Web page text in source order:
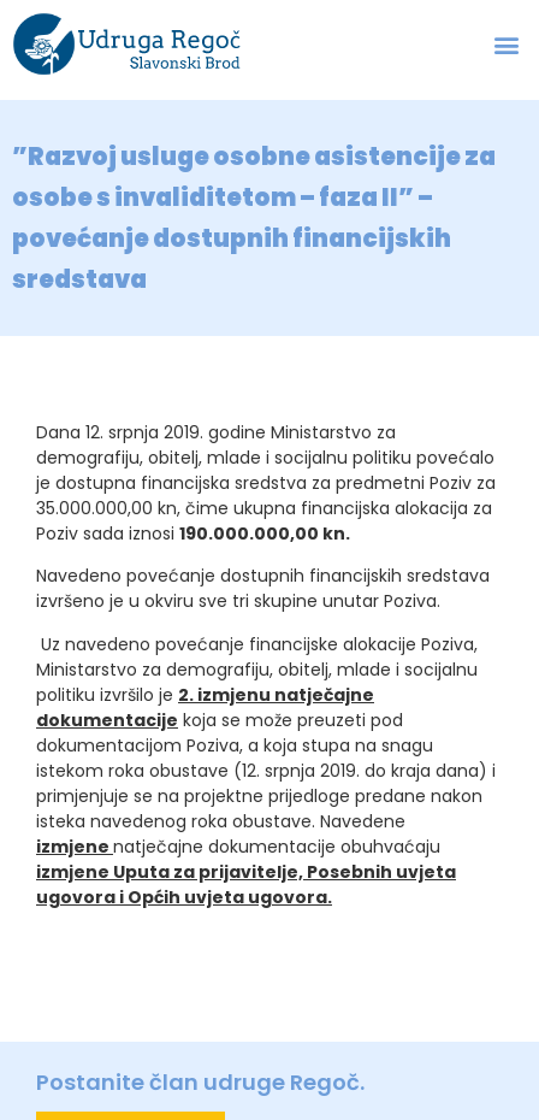
”Razvoj usluge osobne asistencije za
osobe s invaliditetom – faza II” –
povećanje dostupnih financijskih
sredstava
Dana 12. srpnja 2019. godine Ministarstvo za
demografiju, obitelj, mlade i socijalnu politiku povećalo
je dostupna financijska sredstva za predmetni Poziv za
35.000.000,00 kn, čime ukupna financijska alokacija za
Poziv sada iznosi 190.000.000,00 kn.
Navedeno povećanje dostupnih financijskih sredstava
izvršeno je u okviru sve tri skupine unutar Poziva.
Uz navedeno povećanje financijske alokacije Poziva,
Ministarstvo za demografiju, obitelj, mlade i socijalnu
politiku izvršilo je 2. izmjenu natječajne
dokumentacije koja se može preuzeti pod
dokumentacijom Poziva, a koja stupa na snagu
istekom roka obustave (12. srpnja 2019. do kraja dana) i
primjenjuje se na projektne prijedloge predane nakon
isteka navedenog roka obustave. Navedene
izmjene natječajne dokumentacije obuhvaćaju
izmjene Uputa za prijavitelje, Posebnih uvjeta
ugovora i Općih uvjeta ugovora.
Postanite član udruge Regoč.